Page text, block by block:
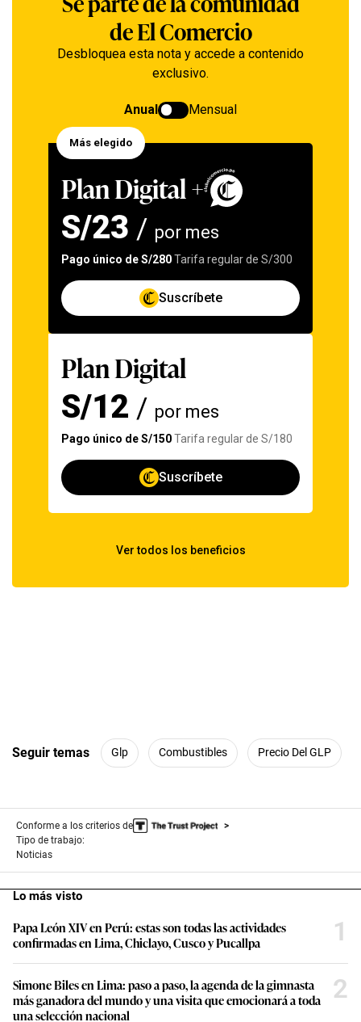
Seguir temas Glp Combustibles Precio Del GLP
Conforme a los criterios de
Tipo de trabajo:
Noticias
Lo más visto
Papa León XIV en Perú: estas son todas las actividades
confirmadas en Lima, Chiclayo, Cusco y Pucallpa
1
Simone Biles en Lima: paso a paso, la agenda de la gimnasta
más ganadora del mundo y una visita que emocionará a toda
una selección nacional
2